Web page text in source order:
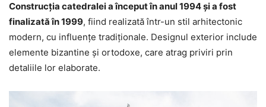
Construcția catedralei a început în anul 1994 și a fost
finalizată în 1999, fiind realizată într-un stil arhitectonic
modern, cu influențe tradiționale. Designul exterior include
elemente bizantine și ortodoxe, care atrag priviri prin
detaliile lor elaborate.